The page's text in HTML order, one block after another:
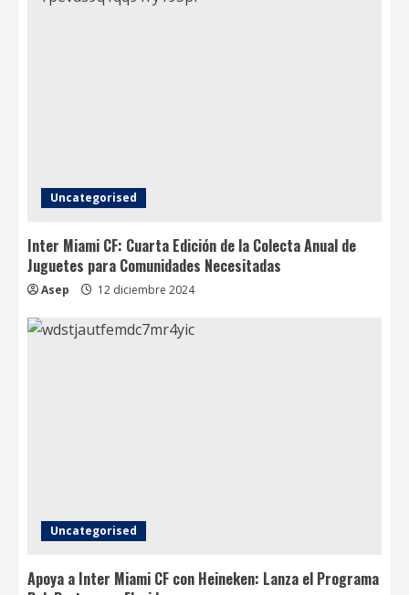
Uncategorised
Inter Miami CF: Cuarta Edición de la Colecta Anual de
Juguetes para Comunidades Necesitadas
Asep 12 diciembre 2024
Uncategorised
Apoya a Inter Miami CF con Heineken: Lanza el Programa